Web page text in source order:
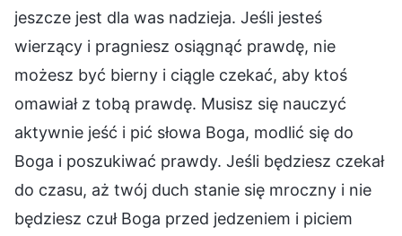
jeszcze jest dla was nadzieja. Jeśli jesteś
wierzący i pragniesz osiągnąć prawdę, nie
możesz być bierny i ciągle czekać, aby ktoś
omawiał z tobą prawdę. Musisz się nauczyć
aktywnie jeść i pić słowa Boga, modlić się do
Boga i poszukiwać prawdy. Jeśli będziesz czekał
do czasu, aż twój duch stanie się mroczny i nie
będziesz czuł Boga przed jedzeniem i piciem